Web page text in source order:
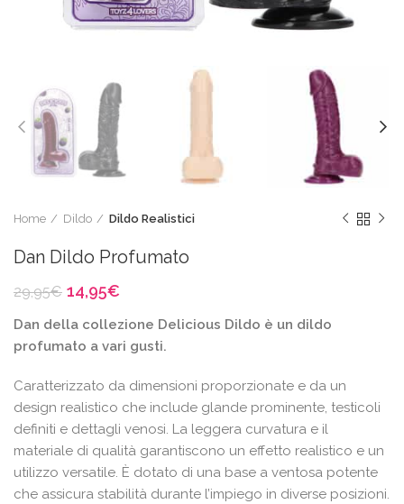
Home Dildo Dildo Realistici
Dan Dildo Profumato
29,95€ Il
originale
era:
14,95€
attuale
è:
Dan della collezione Delicious Dildo è un dildo
profumato a vari gusti.
Caratterizzato da dimensioni proporzionate e da un
design realistico che include glande prominente, testicoli
definiti e dettagli venosi. La leggera curvatura e il
materiale di qualità garantiscono un effetto realistico e un
utilizzo versatile. È dotato di una base a ventosa potente
che assicura stabilità durante l’impiego in diverse posizioni.